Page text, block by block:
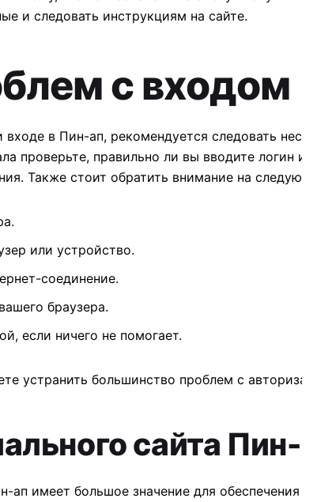
и следовать инструкциям на сайте.
с входом
в Пин-ап, рекомендуется следовать
проверьте, правильно ли вы вводите логин и
Также стоит обратить внимание на
или устройство.
соединение.
браузера.
если ничего не помогает.
устранить большинство проблем с
сайта Пин-
ап имеет большое значение для обеспечения